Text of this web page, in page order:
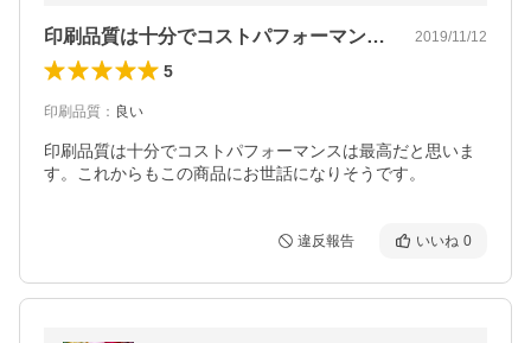
印刷品質は十分でコストパフォーマンスは… 2019/11/12
5
印刷品質 ： 良い
印刷品質は十分でコストパフォーマンスは最高だと思いま
す。これからもこの商品にお世話になりそうです。
違反報告 いいね 0